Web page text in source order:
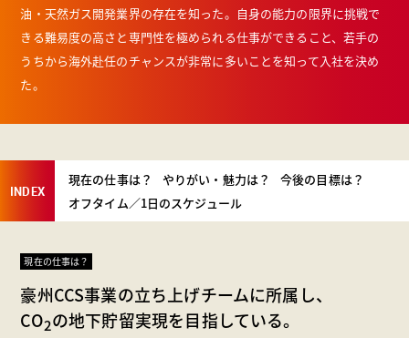
油・天然ガス開発業界の存在を知った。自身の能力の限界に挑戦で
きる難易度の高さと専門性を極められる仕事ができること、若手の
うちから海外赴任のチャンスが非常に多いことを知って入社を決め
た。
INDEX
現在の仕事は？ やりがい・魅力は？
今後の目標は？
オフタイム／1日のスケジュール
現在の仕事は？
豪州CCS事業の立ち上げチームに所属し、
CO2の地下貯留実現を目指している。